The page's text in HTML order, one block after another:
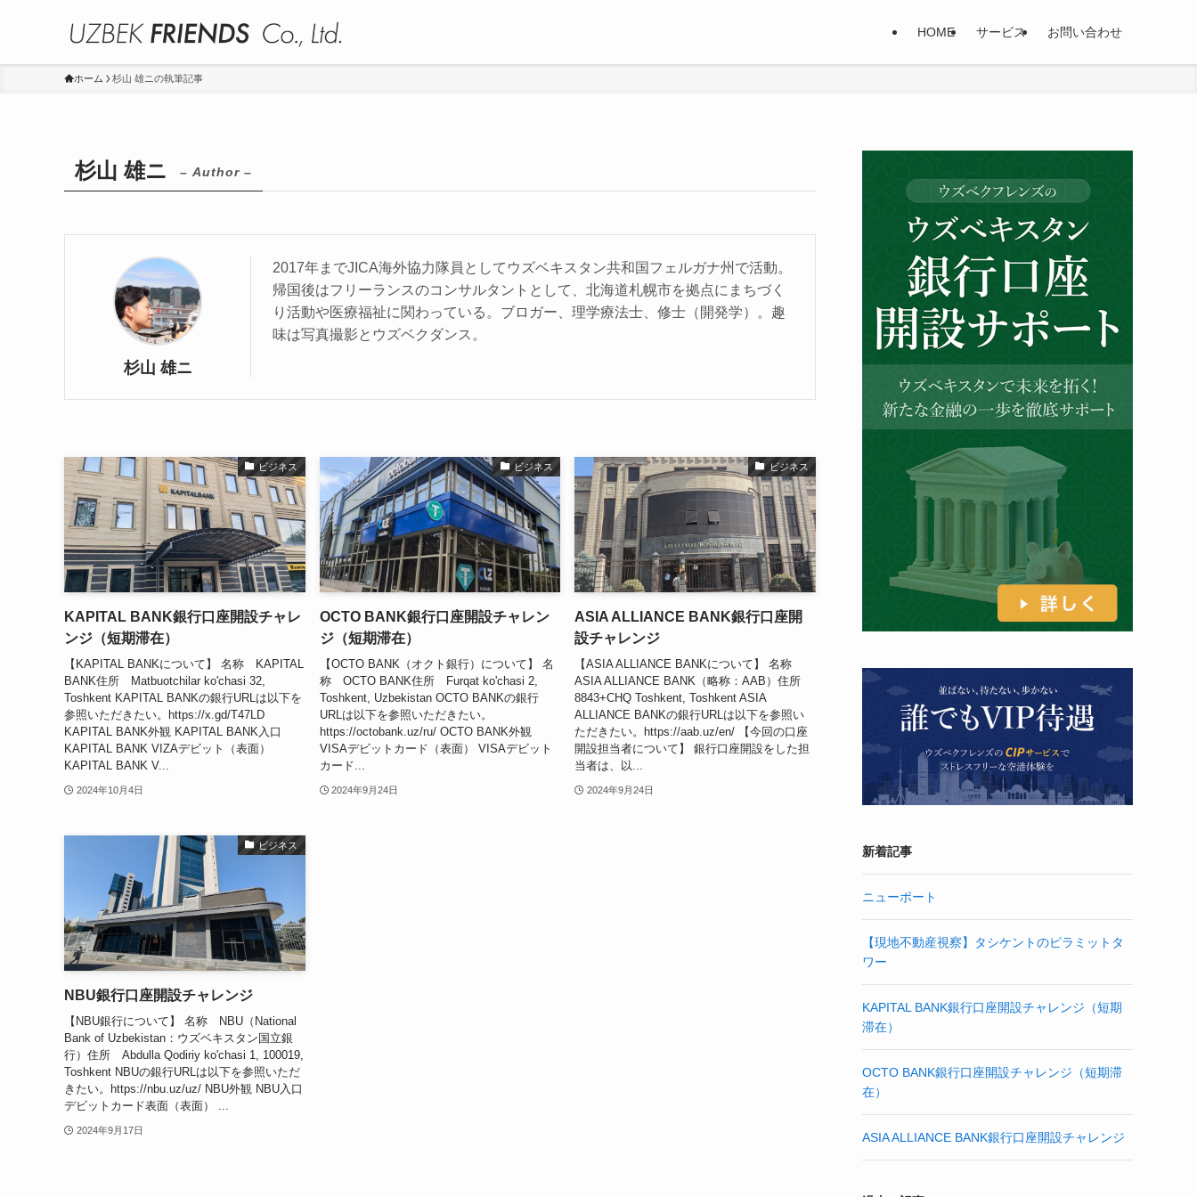
HOME サービス お問い合わせ
ホーム 杉山 雄ニの執筆記事
杉山 雄ニ – Author –
杉山 雄ニ
2017年までJICA海外協力隊員としてウズベキスタン共和国フェルガナ州で活動。
帰国後はフリーランスのコンサルタントとして、北海道札幌市を拠点にまちづく
り活動や医療福祉に関わっている。ブロガー、理学療法士、修士（開発学）。趣
味は写真撮影とウズベクダンス。
ビジネス
KAPITAL BANK銀行口座開設チャレ
ンジ（短期滞在）
【KAPITAL BANKについて】 名称 KAPITAL
BANK住所 Matbuotchilar ko'chasi 32,
Toshkent KAPITAL BANKの銀行URLは以下を
参照いただきたい。https://x.gd/T47LD
KAPITAL BANK外観 KAPITAL BANK入口
KAPITAL BANK VIZAデビット（表面）
KAPITAL BANK V...
2024年10月4日
ビジネス
OCTO BANK銀行口座開設チャレン
ジ（短期滞在）
【OCTO BANK（オクト銀行）について】 名
称 OCTO BANK住所 Furqat ko'chasi 2,
Toshkent, Uzbekistan OCTO BANKの銀行
URLは以下を参照いただきたい。
https://octobank.uz/ru/ OCTO BANK外観
VISAデビットカード（表面） VISAデビット
カード...
2024年9月24日
ビジネス
ASIA ALLIANCE BANK銀行口座開
設チャレンジ
【ASIA ALLIANCE BANKについて】 名称
ASIA ALLIANCE BANK（略称：AAB）住所
8843+CHQ Toshkent, Toshkent ASIA
ALLIANCE BANKの銀行URLは以下を参照い
ただきたい。https://aab.uz/en/ 【今回の口座
開設担当者について】 銀行口座開設をした担
当者は、以...
2024年9月24日
ビジネス
NBU銀行口座開設チャレンジ
【NBU銀行について】 名称 NBU（National
Bank of Uzbekistan：ウズベキスタン国立銀
行）住所 Abdulla Qodiriy ko'chasi 1, 100019,
Toshkent NBUの銀行URLは以下を参照いただ
きたい。https://nbu.uz/uz/ NBU外観 NBU入口
デビットカード表面（表面） ...
2024年9月17日
新着記事
ニューポート
【現地不動産視察】タシケントのピラミットタ
ワー
KAPITAL BANK銀行口座開設チャレンジ（短期
滞在）
OCTO BANK銀行口座開設チャレンジ（短期滞
在）
ASIA ALLIANCE BANK銀行口座開設チャレンジ